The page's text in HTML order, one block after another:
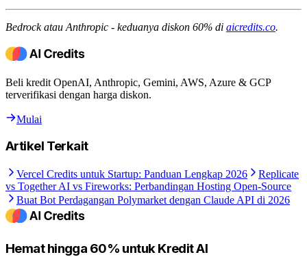
Bedrock atau Anthropic - keduanya diskon 60% di aicredits.co.
Beli kredit OpenAI, Anthropic, Gemini, AWS, Azure & GCP
terverifikasi dengan harga diskon.
Mulai
Artikel Terkait
Vercel Credits untuk Startup: Panduan Lengkap 2026
Replicate
vs Together AI vs Fireworks: Perbandingan Hosting Open-Source
Buat Bot Perdagangan Polymarket dengan Claude API di 2026
Hemat hingga 60% untuk Kredit AI